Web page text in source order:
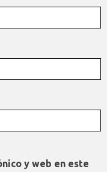
y web en este